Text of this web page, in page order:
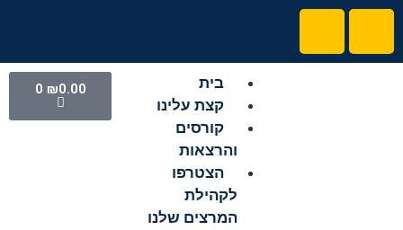
בית
קצת עלינו
קורסים
והרצאות
הצטרפו
לקהילת
המרצים שלנו
₪0.00
0